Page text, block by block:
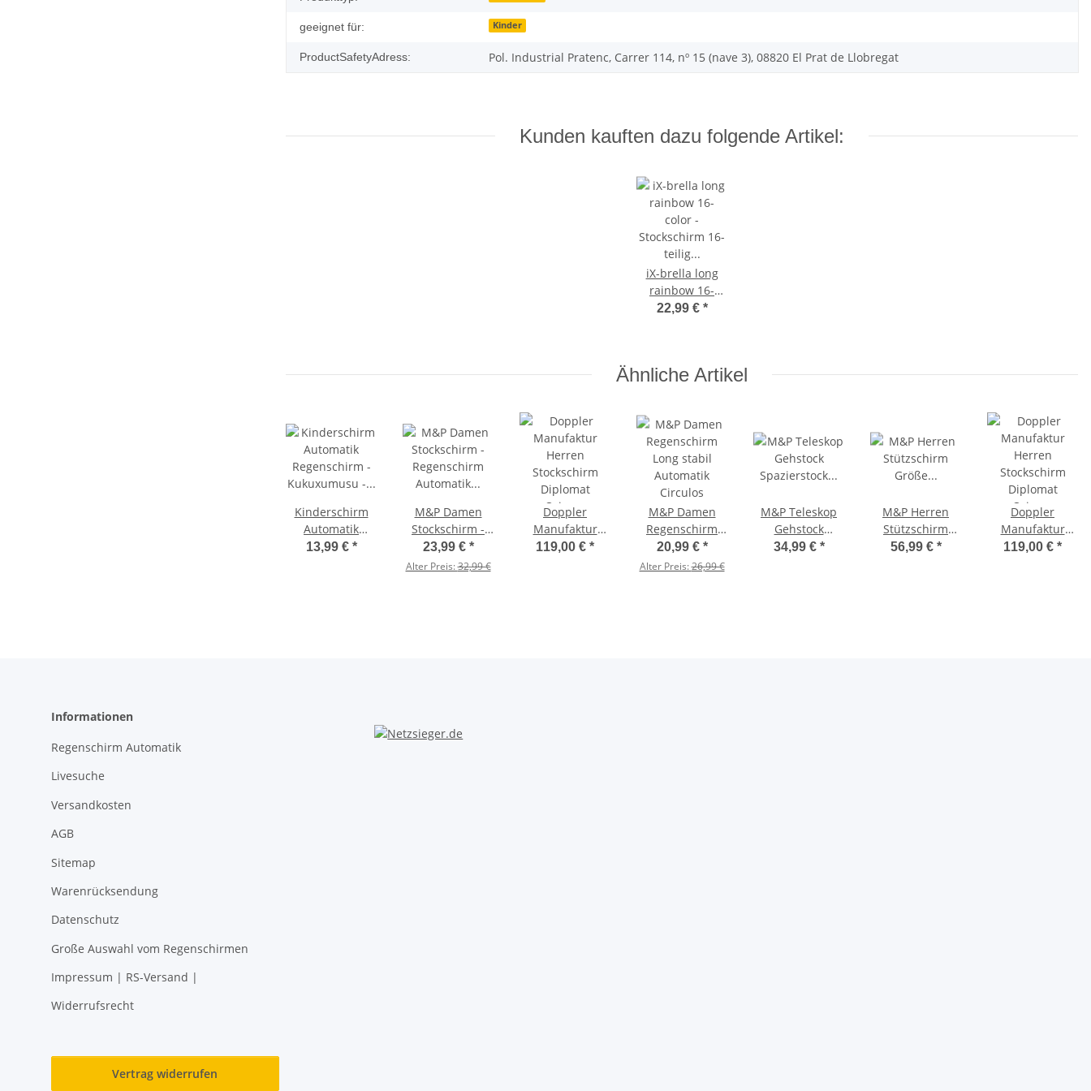
geeignet für: Kinder
ProductSafetyAdress: Pol. Industrial Pratenc, Carrer 114, nº 15 (nave 3), 08820 El Prat de Llobregat
Kunden kauften dazu folgende Artikel:
iX-brella long
rainbow 16-
color -
Regenbogen
22,99 € *
Ähnliche Artikel
Kinderschirm
Automatik
Regenschirm -
13,99 € *
M&P Damen
Stockschirm -
Regenschirm
Automatik
23,99 € *
Alter Preis:32,99 €
Doppler
Manufaktur
Herren
119,00 € *
M&P Damen
Regenschirm
Long stabil
Automatik
20,99 € *
Alter Preis:26,99 €
M&P Teleskop
Gehstock
Spazierstock
34,99 € *
M&P Herren
Stützschirm
Größe
56,99 € *
Doppler
Manufaktur
Herren
119,00 € *
Informationen
Regenschirm Automatik
Livesuche
Versandkosten
AGB
Sitemap
Warenrücksendung
Datenschutz
Große Auswahl vom Regenschirmen
Impressum | RS-Versand |
Widerrufsrecht
Vertrag widerrufen